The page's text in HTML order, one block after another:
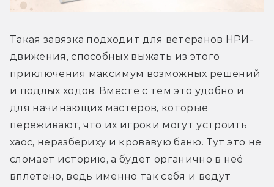
Такая завязка подходит для ветеранов НРИ-
движения, способных выжать из этого
приключения максимум возможных решений
и подлых ходов. Вместе с тем это удобно и
для начинающих мастеров, которые
переживают, что их игроки могут устроить
хаос, неразбериху и кровавую баню. Тут это не
сломает историю, а будет органично в неё
вплетено, ведь именно так себя и ведут